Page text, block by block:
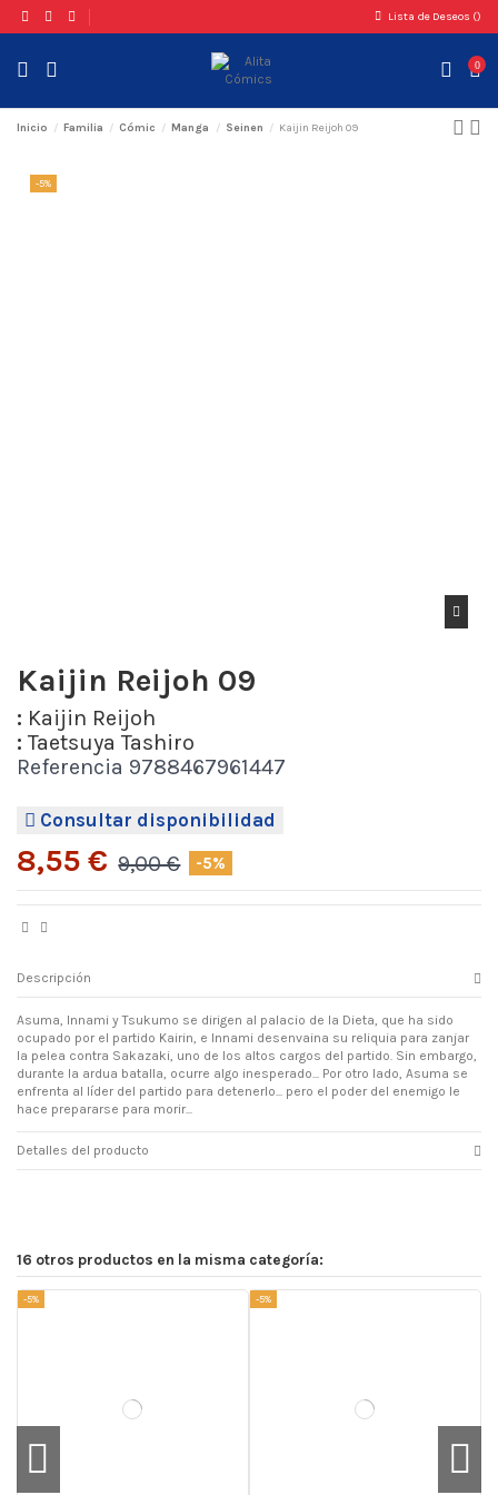
Lista de Deseos ()
0
Inicio Familia Cómic Manga Seinen Kaijin Reijoh 09
-5%
Kaijin Reijoh 09
: Kaijin Reijoh
: Taetsuya Tashiro
Referencia 9788467961447
Consultar disponibilidad
8,55 € 9,00 € -5%
Descripción
Asuma, Innami y Tsukumo se dirigen al palacio de la Dieta, que ha sido
ocupado por el partido Kairin, e Innami desenvaina su reliquia para zanjar
la pelea contra Sakazaki, uno de los altos cargos del partido. Sin embargo,
durante la ardua batalla, ocurre algo inesperado... Por otro lado, Asuma se
enfrenta al líder del partido para detenerlo... pero el poder del enemigo le
hace prepararse para morir...
Detalles del producto
16 otros productos en la misma categoría:
-5% -5%